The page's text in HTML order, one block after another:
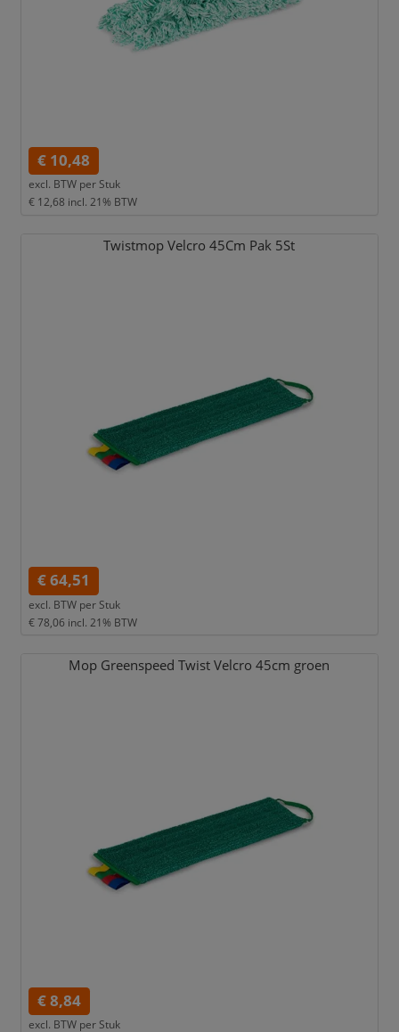
€ 10,48
excl. BTW per Stuk
€ 12,68 incl. 21% BTW
Twistmop Velcro 45Cm Pak 5St
€ 64,51
excl. BTW per Stuk
€ 78,06 incl. 21% BTW
Mop Greenspeed Twist Velcro 45cm groen
€ 8,84
excl. BTW per Stuk